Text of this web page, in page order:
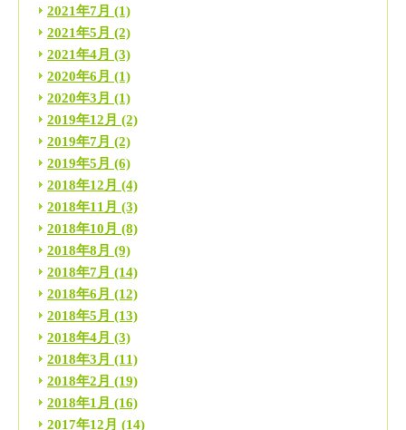
2021年7月 (1)
2021年5月 (2)
2021年4月 (3)
2020年6月 (1)
2020年3月 (1)
2019年12月 (2)
2019年7月 (2)
2019年5月 (6)
2018年12月 (4)
2018年11月 (3)
2018年10月 (8)
2018年8月 (9)
2018年7月 (14)
2018年6月 (12)
2018年5月 (13)
2018年4月 (3)
2018年3月 (11)
2018年2月 (19)
2018年1月 (16)
2017年12月 (14)